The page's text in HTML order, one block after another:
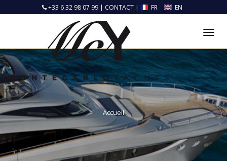
+33 6 32 98 07 99 | CONTACT | FR EN
Accueil